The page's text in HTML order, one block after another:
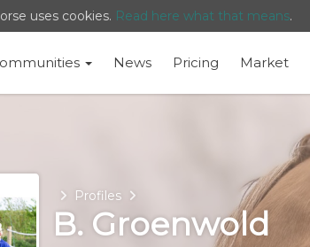
uses cookies. Read here what that means.
News Pricing Market
HomeProfiles
B. Groenwold